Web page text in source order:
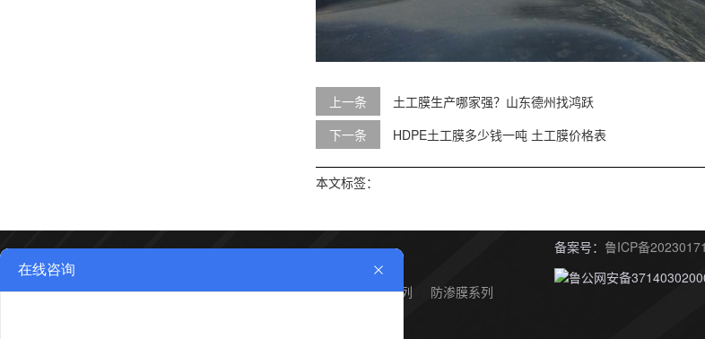
上一条
土工膜生产哪家强？山东德州找鸿跃
下一条
HDPE土工膜多少钱一吨 土工膜价格表
本文标签：
土工膜系列
土工布系列 复合土工膜系列 防水板系列
防渗膜系列
备案号： 鲁ICP备
鲁公网安备